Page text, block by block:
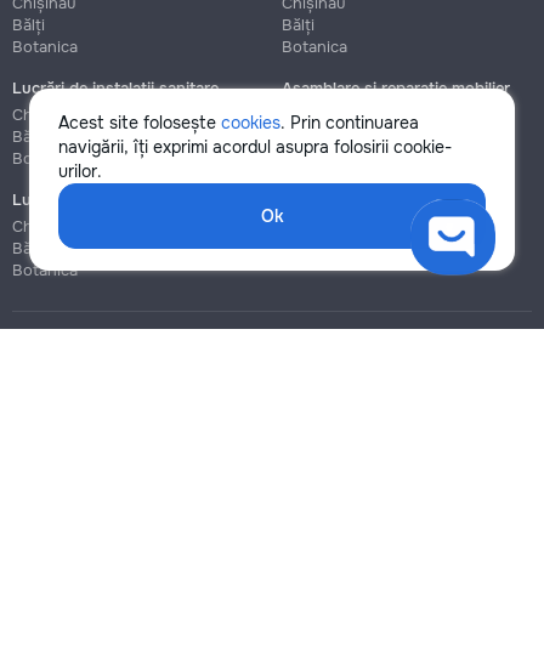
Acest site folosește cookies. Prin continuarea
navigării, îți exprimi acordul asupra folosirii cookie-
urilor.
Ok
Bălți
Botanica
Bălți
Botanica
Lucrări de instalații sanitare
Chișinău
Bălți
Botanica
Asamblare și reparație mobilier
Chișinău
Botanica
Lucrări de construcție și instalare
Chișinău
Bălți
Botanica